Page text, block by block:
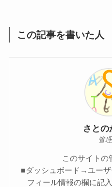
この記事を書いた人
さと
管
このサイトの
■ダッシュボード→ユー
フィール情報の欄に記